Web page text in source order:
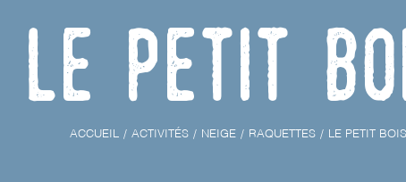
Le Petit
ACCUEIL ACTIVITÉS NEIGE RAQUETTES LE PETIT BOIS